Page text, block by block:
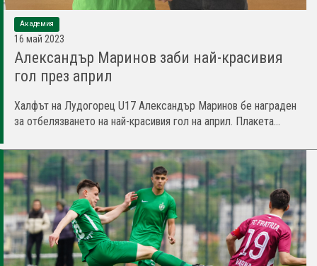
Академия
16 май 2023
Александър Маринов заби най-красивия
гол през април
Халфът на Лудогорец U17 Александър Маринов бе награден
за отбелязването на най-красивия гол на април. Плакета...